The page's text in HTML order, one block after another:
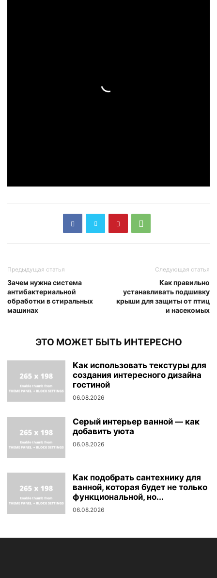
Предыдущая статья
Зачем нужна система
антибактериальной
обработки в стиральных
машинах
Следующая статья
Как правильно
устанавливать подшивку
крыши для защиты от птиц
и насекомых
ЭТО МОЖЕТ БЫТЬ ИНТЕРЕСНО
Как использовать текстуры для
создания интересного дизайна
гостиной
06.08.2026
Серый интерьер ванной — как
добавить уюта
06.08.2026
Как подобрать сантехнику для
ванной, которая будет не только
функциональной, но...
06.08.2026